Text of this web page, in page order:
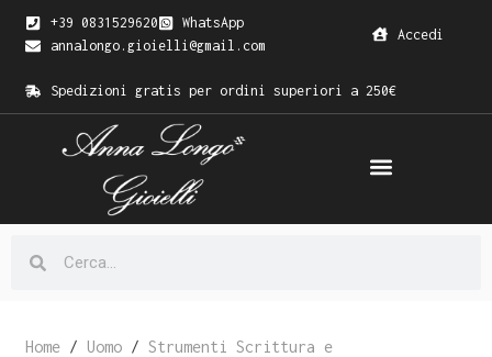
+39 0831529620
WhatsApp
annalongo.gioielli@gmail.com
Accedi
Spedizioni gratis per ordini superiori a 250€
Home / Uomo /Strumenti Scrittura e